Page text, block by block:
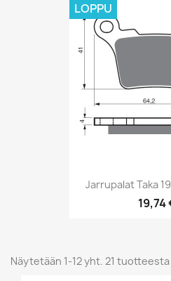
Jarrupalat Taka
19,74
LOPPU
Näytetään 1-12 yht. 21 tuotteesta